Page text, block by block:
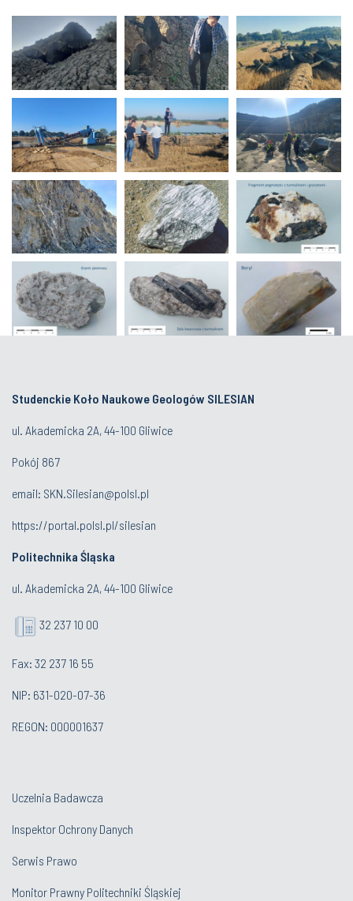
Studenckie Koło Naukowe Geologów SILESIAN
ul. Akademicka 2A, 44-100 Gliwice
Pokój 867
email: SKN.Silesian@polsl.pl
https://portal.polsl.pl/silesian
Politechnika Śląska
ul. Akademicka 2A, 44-100 Gliwice
32 237 10 00
Fax: 32 237 16 55
NIP: 631-020-07-36
REGON: 000001637
Uczelnia Badawcza
Inspektor Ochrony Danych
Serwis Prawo
Monitor Prawny Politechniki Śląskiej